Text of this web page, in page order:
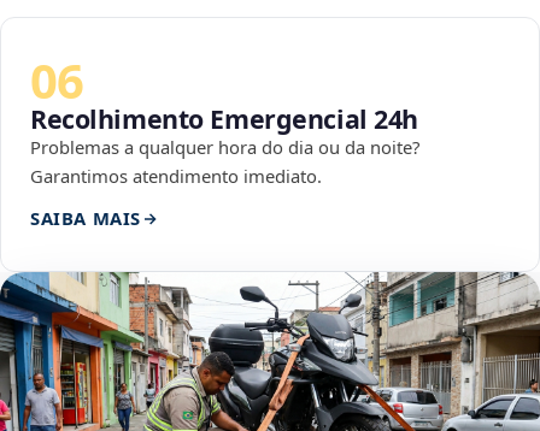
06
Recolhimento Emergencial 24h
Problemas a qualquer hora do dia ou da noite?
Garantimos atendimento imediato.
SAIBA MAIS